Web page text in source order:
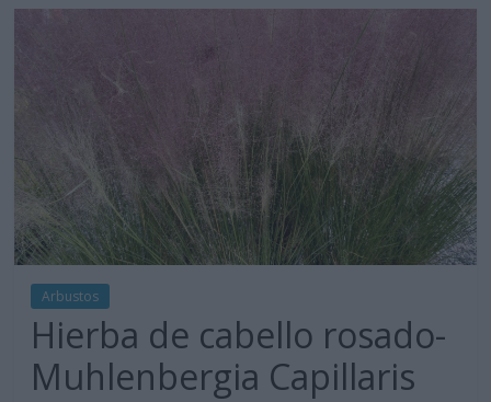
Arbustos
Hierba de cabello rosado-
Muhlenbergia Capillaris